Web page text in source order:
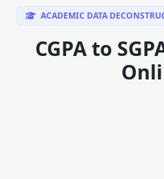
ACADEMIC DATA
CGPA to